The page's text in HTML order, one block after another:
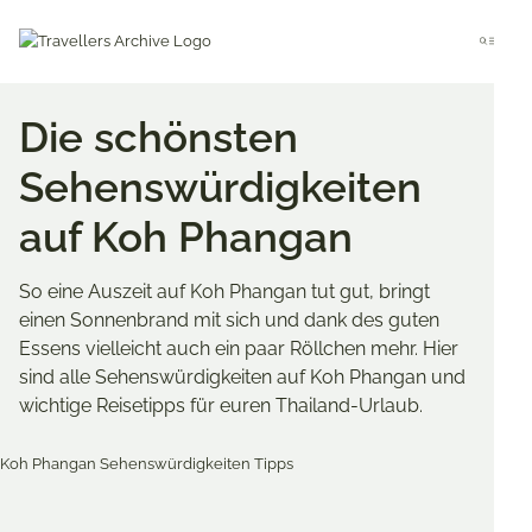
Menu
Die schönsten
Sehenswürdigkeiten
auf Koh Phangan
So eine Auszeit auf Koh Phangan tut gut, bringt
einen Sonnenbrand mit sich und dank des guten
Essens vielleicht auch ein paar Röllchen mehr. Hier
sind alle Sehenswürdigkeiten auf Koh Phangan und
wichtige Reisetipps für euren Thailand-Urlaub.